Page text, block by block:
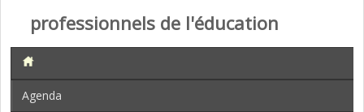
professionnels de l'éducation
Agenda